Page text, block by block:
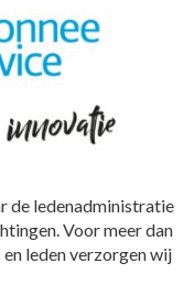
de ledenadministratie
Voor meer dan
leden verzorgen wij